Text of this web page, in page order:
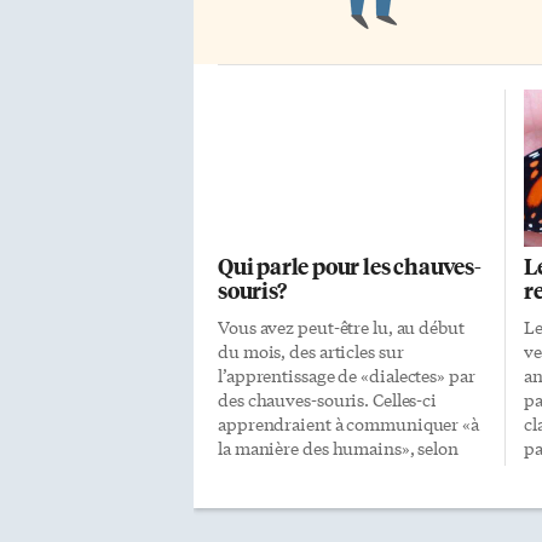
Qui parle pour les chauves-
souris?
Vous avez peut-être lu, au début
du mois, des articles sur
l’apprentissage de «dialectes» par
des chauves-souris. Celles-ci
apprendraient à communiquer «à
la manière des humains», selon